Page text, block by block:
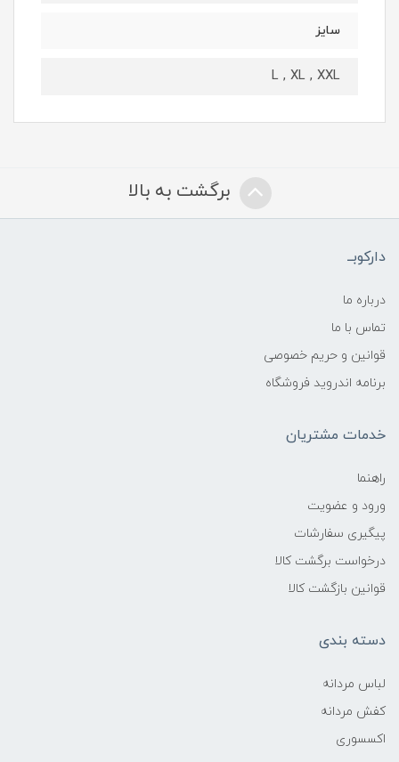
سایز
L , XL , XXL
برگشت به بالا
دارکوبــ
درباره ما
تماس با ما
قوانین و حریم خصوصی
برنامه اندروید فروشگاه
خدمات مشتریان
راهنما
ورود و عضویت
پیگیری سفارشات
درخواست برگشت کالا
قوانین بازگشت کالا
دسته بندی
لباس مردانه
کفش مردانه
اکسسوری